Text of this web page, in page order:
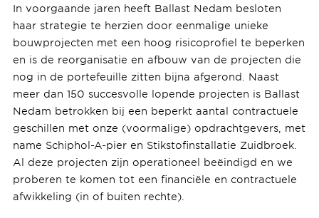
In voorgaande jaren heeft Ballast Nedam besloten
haar strategie te herzien door eenmalige unieke
bouwprojecten met een hoog risicoprofiel te beperken
en is de reorganisatie en afbouw van de projecten die
nog in de portefeuille zitten bijna afgerond. Naast
meer dan 150 succesvolle lopende projecten is Ballast
Nedam betrokken bij een beperkt aantal contractuele
geschillen met onze (voormalige) opdrachtgevers, met
name Schiphol-A-pier en Stikstofinstallatie Zuidbroek.
Al deze projecten zijn operationeel beëindigd en we
proberen te komen tot een financiële en contractuele
afwikkeling (in of buiten rechte).